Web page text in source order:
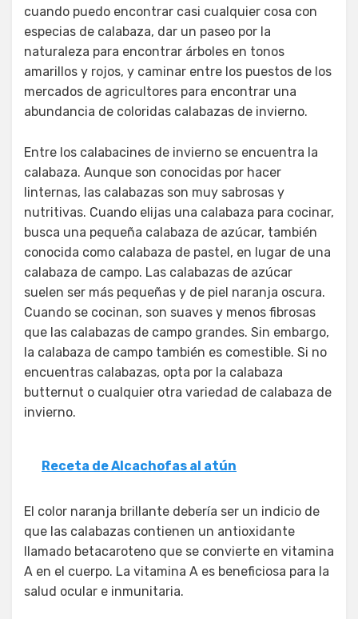
cuando puedo encontrar casi cualquier cosa con
especias de calabaza, dar un paseo por la
naturaleza para encontrar árboles en tonos
amarillos y rojos, y caminar entre los puestos de los
mercados de agricultores para encontrar una
abundancia de coloridas calabazas de invierno.
Entre los calabacines de invierno se encuentra la
calabaza. Aunque son conocidas por hacer
linternas, las calabazas son muy sabrosas y
nutritivas. Cuando elijas una calabaza para cocinar,
busca una pequeña calabaza de azúcar, también
conocida como calabaza de pastel, en lugar de una
calabaza de campo. Las calabazas de azúcar
suelen ser más pequeñas y de piel naranja oscura.
Cuando se cocinan, son suaves y menos fibrosas
que las calabazas de campo grandes. Sin embargo,
la calabaza de campo también es comestible. Si no
encuentras calabazas, opta por la calabaza
butternut o cualquier otra variedad de calabaza de
invierno.
Receta de Alcachofas al atún
El color naranja brillante debería ser un indicio de
que las calabazas contienen un antioxidante
llamado betacaroteno que se convierte en vitamina
A en el cuerpo. La vitamina A es beneficiosa para la
salud ocular e inmunitaria.